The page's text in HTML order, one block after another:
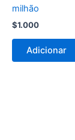
milhão
$1.000
Adicionar